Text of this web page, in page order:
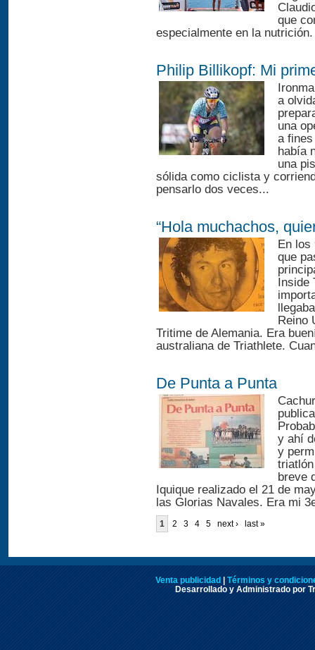
que
especialmente en la
Philip Billikopf: Mi
a
una
a
había
una
sólida como ciclista y
pensarlo dos veces...
“Hola muchachos,
En los
que
Inside
Reino
Tritime de Alemania. Era
australiana de Triathlete.
De Punta a Punta
y ahí
y
breve
Iquique realizado el 21 de
las Glorias Navales. Era mi
1 2 3 4 5 next › last »
Venta publicidad
Términos y
Desarrollado y Administrado por